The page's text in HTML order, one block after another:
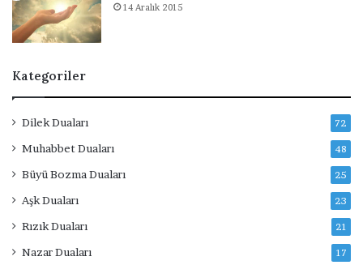
14 Aralık 2015
Kategoriler
Dilek Duaları 72
Muhabbet Duaları 48
Büyü Bozma Duaları 25
Aşk Duaları 23
Rızık Duaları 21
Nazar Duaları 17